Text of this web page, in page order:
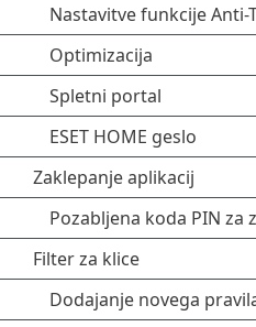
Nastavitve funkcije Anti-
Optimizacija
Spletni portal
ESET HOME geslo
Zaklepanje aplikacij
Pozabljena koda PIN za
Filter za klice
Dodajanje novega